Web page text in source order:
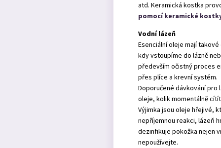
atd. Keramická kostka
pomocí keramické
Vodní lázeň
Esenciální oleje mají
kdy vstoupíme do lázně
především očistný proces
přes plíce a krevní systém.
Doporučené dávkování pro
oleje, kolik momentálně
Výjimka jsou oleje hřejivé,
nepříjemnou reakci, lázeň
dezinfikuje pokožka nejen
nepoužívejte.